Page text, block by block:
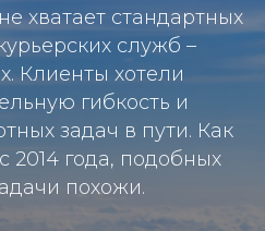
хватает стандартных
служб –
Клиенты хотели
гибкость и
задач в пути. Как
2014 года, подобных
похожи.